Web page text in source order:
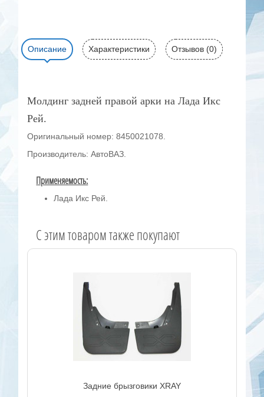
Описание Характеристики Отзывов (0)
Молдинг задней правой арки на Лада Икс
Рей.
Оригинальный номер: 8450021078.
Производитель: АвтоВАЗ.
Применяемость:
Лада Икс Рей.
C этим товаром также покупают
Задние брызговики XRAY